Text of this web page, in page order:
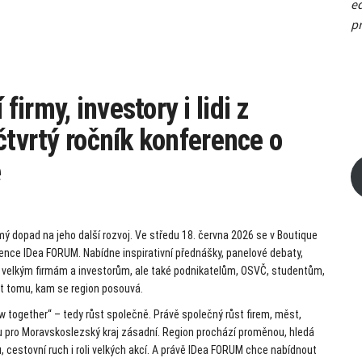
firmy, investory i lidi z
ročník konference o
na jeho další rozvoj. Ve středu 18. června 2026 se v Boutique
IDea FORUM. Nabídne inspirativní přednášky, panelové debaty,
firmám a investorům, ale také podnikatelům, OSVČ, studentům,
kam se region posouvá.
together“ – tedy růst společně. Právě společný růst firem, měst,
Moravskoslezský kraj zásadní. Region prochází proměnou, hledá
ruch i roli velkých akcí. A právě IDea FORUM chce nabídnout